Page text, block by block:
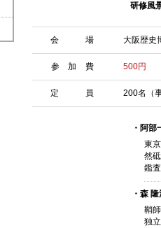
研修風
会 場 大阪歴
参 加 費 500円
定 員 200名（
・阿
東
然
鑑
・森
鞘
独